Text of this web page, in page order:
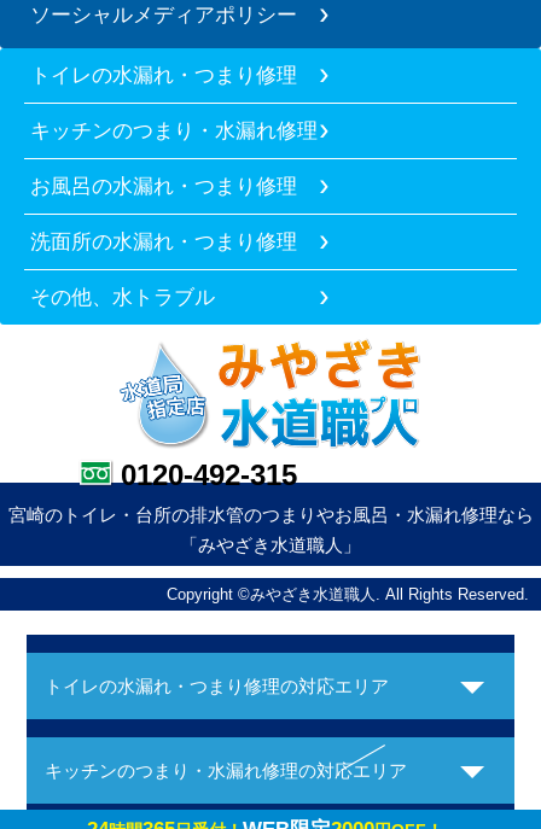
ソーシャルメディアポリシー
トイレの水漏れ・つまり修理
キッチンのつまり・水漏れ修理
お風呂の水漏れ・つまり修理
洗面所の水漏れ・つまり修理
その他、水トラブル
0120-492-315
宮崎のトイレ・台所の排水管のつまりやお風呂・水漏れ修理なら
「みやざき水道職人」
Copyright ©みやざき水道職人. All Rights Reserved.
トイレの水漏れ・つまり修理の対応エリア
キッチンのつまり・水漏れ修理の対応エリア